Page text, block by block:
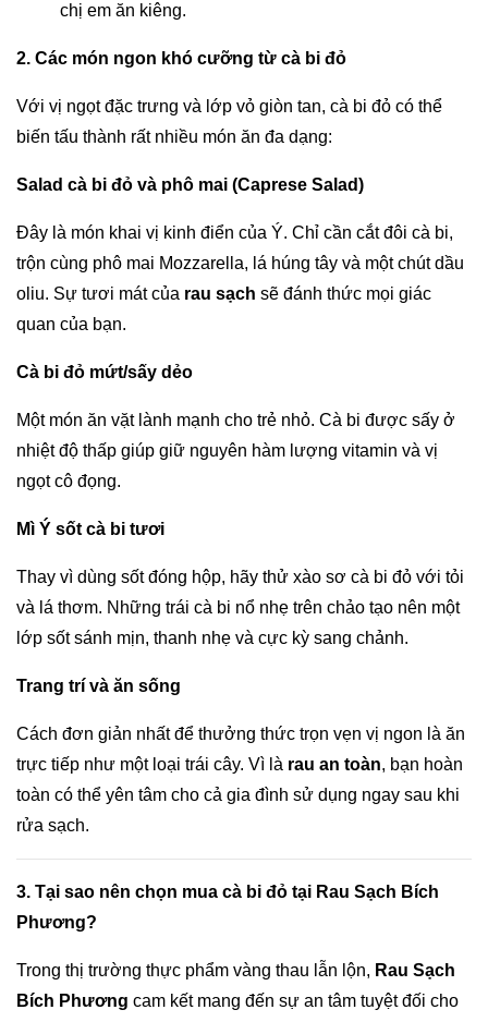
chị em ăn kiêng.
2. Các món ngon khó cưỡng từ cà bi đỏ
Với vị ngọt đặc trưng và lớp vỏ giòn tan, cà bi đỏ có thể
biến tấu thành rất nhiều món ăn đa dạng:
Salad cà bi đỏ và phô mai (Caprese Salad)
Đây là món khai vị kinh điển của Ý. Chỉ cần cắt đôi cà bi,
trộn cùng phô mai Mozzarella, lá húng tây và một chút dầu
oliu. Sự tươi mát của rau sạch sẽ đánh thức mọi giác
quan của bạn.
Cà bi đỏ mứt/sấy dẻo
Một món ăn vặt lành mạnh cho trẻ nhỏ. Cà bi được sấy ở
nhiệt độ thấp giúp giữ nguyên hàm lượng vitamin và vị
ngọt cô đọng.
Mì Ý sốt cà bi tươi
Thay vì dùng sốt đóng hộp, hãy thử xào sơ cà bi đỏ với tỏi
và lá thơm. Những trái cà bi nổ nhẹ trên chảo tạo nên một
lớp sốt sánh mịn, thanh nhẹ và cực kỳ sang chảnh.
Trang trí và ăn sống
Cách đơn giản nhất để thưởng thức trọn vẹn vị ngon là ăn
trực tiếp như một loại trái cây. Vì là rau an toàn, bạn hoàn
toàn có thể yên tâm cho cả gia đình sử dụng ngay sau khi
rửa sạch.
3. Tại sao nên chọn mua cà bi đỏ tại Rau Sạch Bích
Phương?
Trong thị trường thực phẩm vàng thau lẫn lộn, Rau Sạch
Bích Phương cam kết mang đến sự an tâm tuyệt đối cho